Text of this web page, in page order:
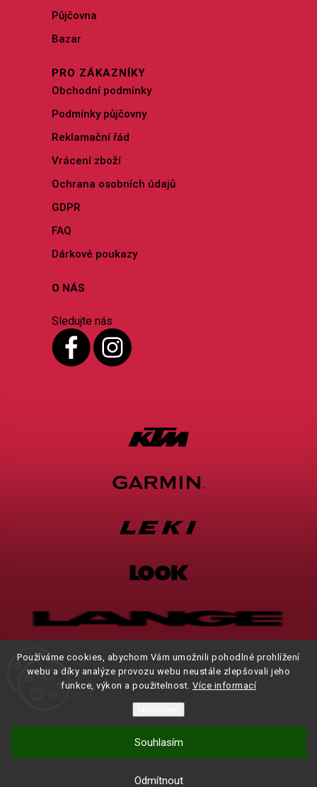
Používáme cookies, abychom Vám umožnili pohodlné prohlížení
webu a díky analýze provozu webu neustále zlepšovali jeho
funkce, výkon a použitelnost. Více informací
Odmítnout
Souhlasím
Půjčovna
Bazar
PRO ZÁKAZNÍKY
Obchodní podmínky
Podmínky půjčovny
Reklamační řád
Vrácení zboží
Ochrana osobních údajů
GDPR
FAQ
Dárkové poukazy
O NÁS
Sledujte nás
Brodgym Manares